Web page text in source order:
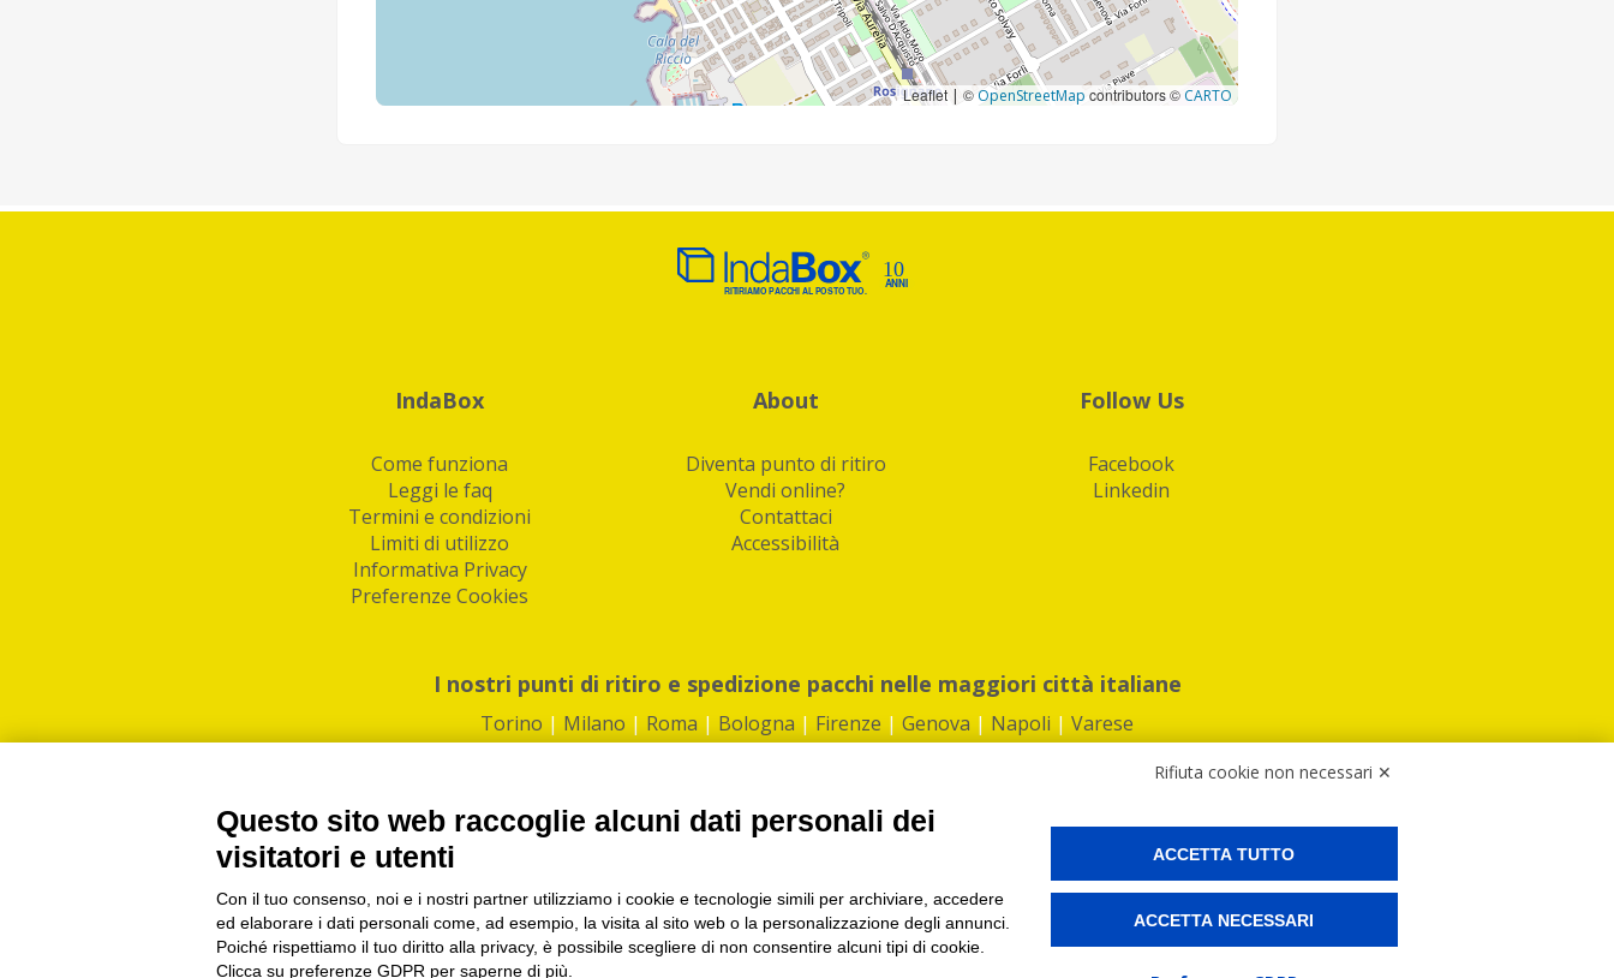
Leaflet | © OpenStreetMap contributors © CARTO
IndaBox
Come funziona
Leggi le faq
Termini e condizioni
Limiti di utilizzo
Informativa Privacy
Preferenze Cookies
About
Diventa punto di ritiro
Vendi online?
Contattaci
Accessibilità
Follow Us
Facebook
Linkedin
I nostri punti di ritiro e spedizione pacchi nelle maggiori città italiane
Torino | Milano | Roma | Bologna | Firenze | Genova | Napoli | Varese
PI/CF/N°Iscr.: 10821360012 | REA: RM 1494760 | Cap.Soc.: 50.000€ |Whistleblowing|Privacy|Preferenze Cookies
IndaBox | Oltre 11.500 punti di ritiro tra Bar, Tabaccai, Edicole e Kipoint per ritirare i tuoi acquisti online e spedire i tuoi pacchi.
Rifiuta cookie non necessari ✕
Questo sito web raccoglie alcuni dati personali dei
visitatori e utenti
Con il tuo consenso, noi e i nostri partner utilizziamo i cookie e tecnologie simili per archiviare, accedere
ed elaborare i dati personali come, ad esempio, la visita al sito web o la personalizzazione degli annunci.
Poiché rispettiamo il tuo diritto alla privacy, è possibile scegliere di non consentire alcuni tipi di cookie.
Clicca su preferenze GDPR per saperne di più.
ACCETTA TUTTO
ACCETTA NECESSARI